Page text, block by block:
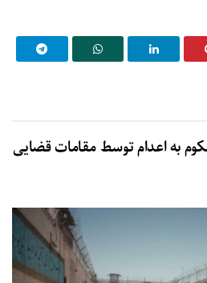
به اعدام توسط مقامات قضایی